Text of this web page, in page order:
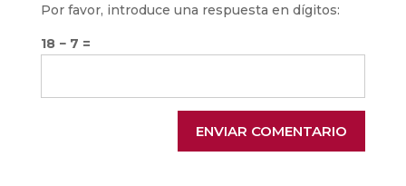
Por favor, introduce una respuesta en dígitos:
18 − 7 =
ENVIAR COMENTARIO